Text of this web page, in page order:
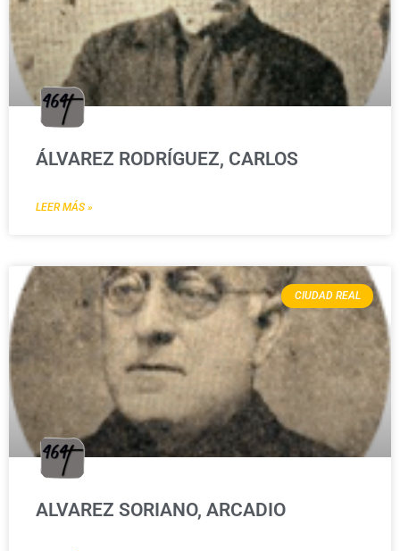
ÁLVAREZ RODRÍGUEZ, CARLOS
LEER MÁS »
CIUDAD REAL
ALVAREZ SORIANO, ARCADIO